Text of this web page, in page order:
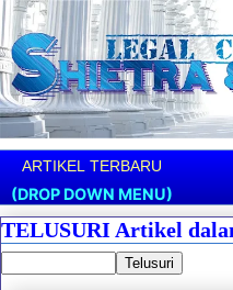
(DROP DOWN MENU)
TELUSURI Artikel